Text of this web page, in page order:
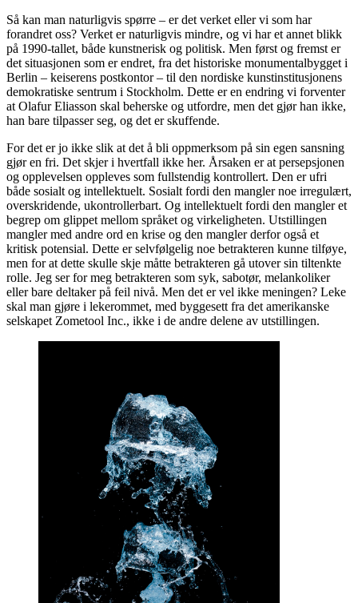
Så kan man naturligvis spørre – er det verket eller vi som har
forandret oss? Verket er naturligvis mindre, og vi har et annet blikk
på 1990-tallet, både kunstnerisk og politisk. Men først og fremst er
det situasjonen som er endret, fra det historiske monumentalbygget i
Berlin – keiserens postkontor – til den nordiske kunstinstitusjonens
demokratiske sentrum i Stockholm. Dette er en endring vi forventer
at Olafur Eliasson skal beherske og utfordre, men det gjør han ikke,
han bare tilpasser seg, og det er skuffende.
For det er jo ikke slik at det å bli oppmerksom på sin egen sansning
gjør en fri. Det skjer i hvertfall ikke her. Årsaken er at persepsjonen
og opplevelsen oppleves som fullstendig kontrollert. Den er ufri
både sosialt og intellektuelt. Sosialt fordi den mangler noe irregulært,
overskridende, ukontrollerbart. Og intellektuelt fordi den mangler et
begrep om glippet mellom språket og virkeligheten. Utstillingen
mangler med andre ord en krise og den mangler derfor også et
kritisk potensial. Dette er selvfølgelig noe betrakteren kunne tilføye,
men for at dette skulle skje måtte betrakteren gå utover sin tiltenkte
rolle. Jeg ser for meg betrakteren som syk, sabotør, melankoliker
eller bare deltaker på feil nivå. Men det er vel ikke meningen? Leke
skal man gjøre i lekerommet, med byggesett fra det amerikanske
selskapet Zometool Inc., ikke i de andre delene av utstillingen.